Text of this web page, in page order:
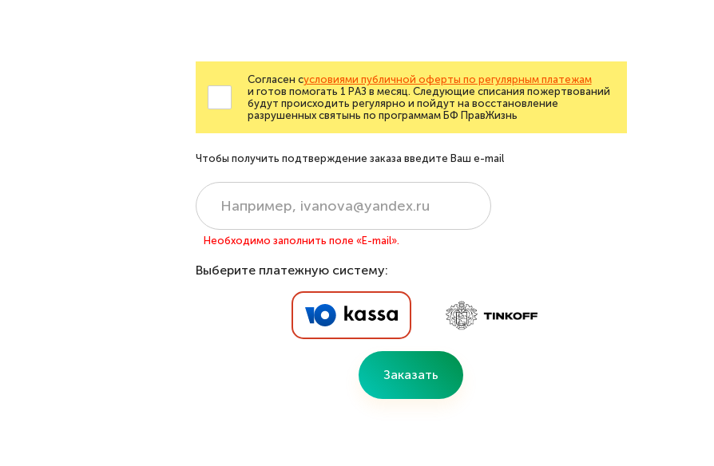
Согласен сусловиями публичной оферты по регулярным платежам
и готов помогать 1 РАЗ в месяц. Следующие списания пожертвований
будут происходить регулярно и пойдут на восстановление
разрушенных святынь по программам БФ ПравЖизнь
Чтобы получить подтверждение заказа введите Ваш e-mail
Необходимо заполнить поле «E-mail».
Выберите платежную систему:
Заказать